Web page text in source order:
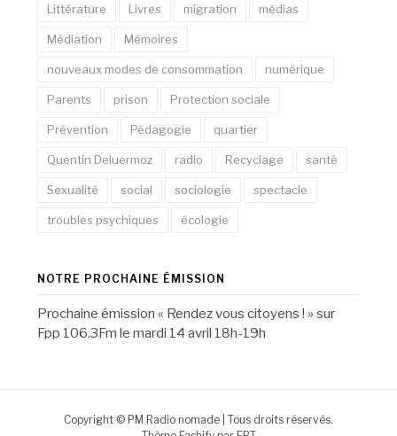
Littérature Livres migration médias
Médiation Mémoires
nouveaux modes de consommation numérique
Parents prison Protection sociale
Prévention Pédagogie quartier
Quentin Deluermoz radio Recyclage santé
Sexualité social sociologie spectacle
troubles psychiques écologie
NOTRE PROCHAINE ÉMISSION
Prochaine émission « Rendez vous citoyens ! » sur
Fpp 106.3Fm le mardi 14 avril 18h-19h
Copyright © PM Radio nomade | Tous droits réservés.